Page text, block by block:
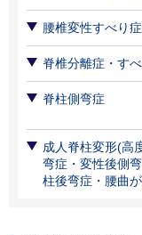
腰椎変性すべり症
脊椎分離症・す
脊柱側弯症
成人脊柱変形(高
弯症・変性後側
柱後弯症・腰曲